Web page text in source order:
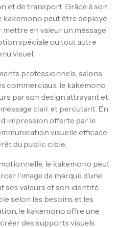
et de transport. Grâce à son
kakemono peut être déployé
en valeur un message
spéciale ou tout autre
visuel.
professionnels, salons,
commerciaux, le kakemono
par son design attrayant et
clair et percutant. En
offerte par le
visuelle efficace
du public cible.
le kakemono peut
l’image de marque d’une
ses valeurs et son identité
selon les besoins et les
le kakemono offre une
des supports visuels